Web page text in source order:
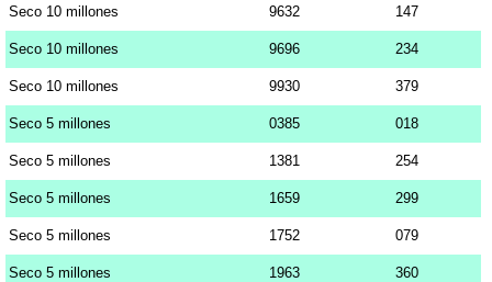
Seco 10 millones 9632 147
Seco 10 millones 9696 234
Seco 10 millones 9930 379
Seco 5 millones 0385 018
Seco 5 millones 1381 254
Seco 5 millones 1659 299
Seco 5 millones 1752 079
Seco 5 millones 1963 360